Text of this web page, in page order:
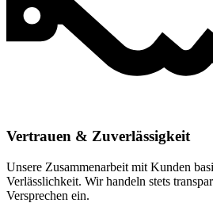
Vertrauen & Zuverlässigkeit
Unsere Zusammenarbeit mit Kunden
Verlässlichkeit. Wir handeln stets
Versprechen ein.